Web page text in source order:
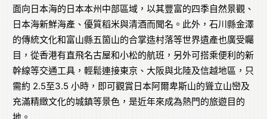
面向日本海的日本本州中部區域，以其豐富的四季自然景觀、
日本海新鮮海產、優質稻米與清酒而聞名。此外，石川縣金澤
的傳統文化和富山縣五箇山的合掌造村落等世界遺產也廣受矚
目，從香港有直飛名古屋和小松的航班，另外可搭乘便利的新
幹線等交通工具，輕鬆連接東京、大阪與北陸及信越地區，只
需約 2.5至3.5 小時，即可觀賞日本阿爾卑斯山的聳立山巒及
充滿精緻文化的城鎮等景色，是近年來成為熱門的旅遊目的